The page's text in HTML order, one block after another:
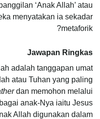
‘Anak Allah’ atau
menyatakan ia sekadar
metaforik?
Jawapan Ringkas
adalah tanggapan umat
atau Tuhan yang paling
dan memohon melalui
anak-Nya iaitu Jesus
Allah digunakan dalam